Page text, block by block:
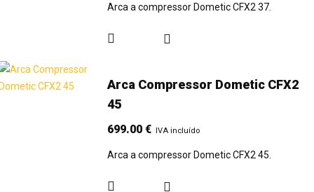
Arca a compressor Dometic CFX2 37.
Arca Compressor Dometic CFX2
45
699.00€ IVA incluído
Arca a compressor Dometic CFX2 45.